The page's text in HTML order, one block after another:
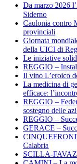
Da marzo 2026
Siderno
Caulonia contro
provinciali
Giornata
della UICI di
Le iniziative
REGGIO –
Il vino L’eroico
La medicina di
efficace:
REGGIO –
sostegno delle
REGGIO –
GERACE –
Calabria
SCILLA-